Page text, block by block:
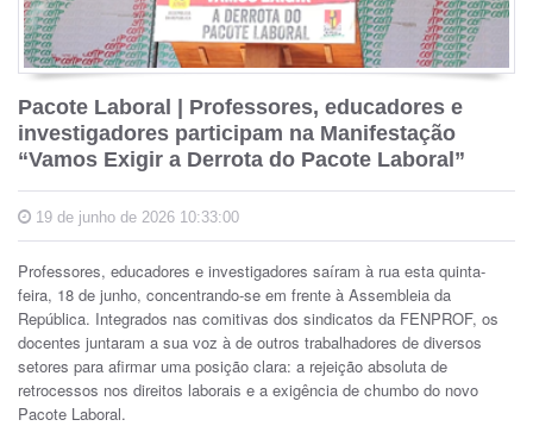
Pacote Laboral | Professores, educadores e
investigadores participam na Manifestação
“Vamos Exigir a Derrota do Pacote Laboral”
19 de junho de 2026 10:33:00
Professores, educadores e investigadores saíram à rua esta quinta-
feira, 18 de junho, concentrando-se em frente à Assembleia da
República. Integrados nas comitivas dos sindicatos da FENPROF, os
docentes juntaram a sua voz à de outros trabalhadores de diversos
setores para afirmar uma posição clara: a rejeição absoluta de
retrocessos nos direitos laborais e a exigência de chumbo do novo
Pacote Laboral.